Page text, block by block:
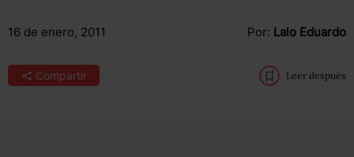
16 de enero, 2011 Por: Lalo Eduardo
Compartir Leer después